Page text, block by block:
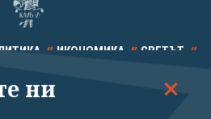
ИКОНОМИКА СВЕТЪТ
ТЕХНОЛОГИИ КАЛЕЙДОСКОП
ни